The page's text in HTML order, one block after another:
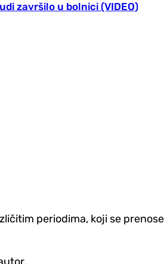
završilo u bolnici (VIDEO)
periodima, koji se